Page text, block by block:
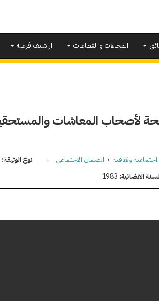
المجالات و القطاعات اراشيف فرعية
لأصحاب المعاشات
وثقافية › الضمان الاجتماعي نوع الوثيقة:
القضائية: 1983